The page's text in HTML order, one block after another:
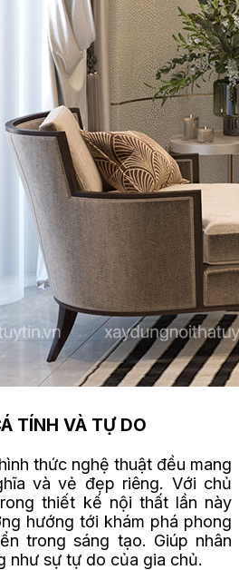
TÍNH VÀ TỰ DO
thức nghệ thuật đều mang
và vẻ đẹp riêng. Với chủ
thiết kế nội thất lần này
hướng tới khám phá phong
trong sáng tạo. Giúp nhân
như sự tự do của gia chủ.